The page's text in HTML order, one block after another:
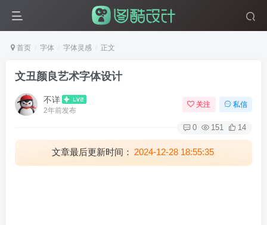
首页 字体 字体灵感 正文
文丑颜良艺术字体设计
不详
2年前发布
关注 私信
0 151 14
文章最后更新时间： 2024-12-28 18:55:35